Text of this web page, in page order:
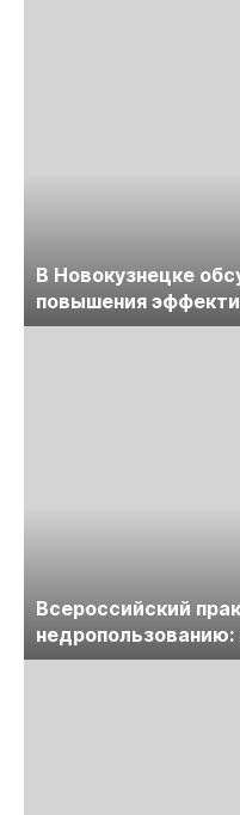
В Новокузнецке
повышения
предприятий
Всероссийский
лицензирования,